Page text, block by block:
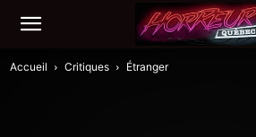
Accueil Critiques Étranger